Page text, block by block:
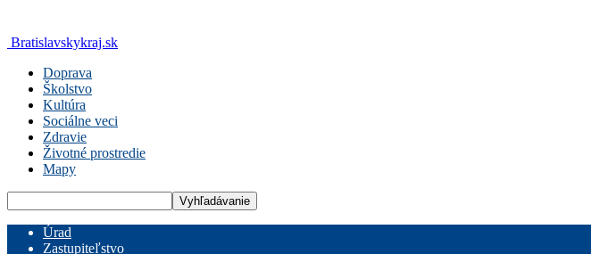
Bratislavskykraj.sk
Doprava
Školstvo
Kultúra
Sociálne veci
Zdravie
Životné prostredie
Mapy
Úrad
Zastupiteľstvo